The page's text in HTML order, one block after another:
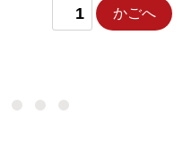
かごへ